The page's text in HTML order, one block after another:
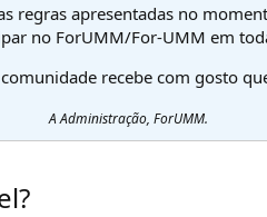
apresentadas no
no ForUMM/For-UMM em
comunidade recebe com gosto
A Administração, ForUMM.